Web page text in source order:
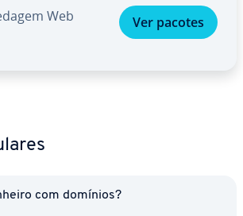
Web Ver pacotes
com domínios?